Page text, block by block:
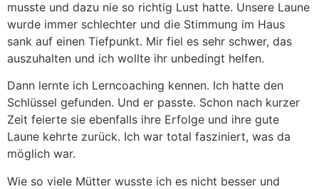
musste und dazu nie so richtig Lust hatte. Unsere Laune
wurde immer schlechter und die Stimmung im Haus
sank auf einen Tiefpunkt. Mir fiel es sehr schwer, das
auszuhalten und ich wollte ihr unbedingt helfen.
Dann lernte ich Lerncoaching kennen. Ich hatte den
Schlüssel gefunden. Und er passte. Schon nach kurzer
Zeit feierte sie ebenfalls ihre Erfolge und ihre gute
Laune kehrte zurück. Ich war total fasziniert, was da
möglich war.
Wie so viele Mütter wusste ich es nicht besser und